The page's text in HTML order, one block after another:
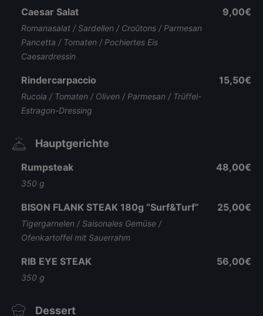
Caesar Salat
Romanasalat / Sardellen / Croûtons / Parmesan
Pancetta / Tomaten / Pochiertes Eis
Caesardressin
9,00€
Rindercarpaccio
Rucola / Tomaten / Oliven / Parmesan / Trüffel-
Estragon-Dressing
15,50€
Hauptgerichte
Rumpsteak
350 g
48,00€
BISON FLANK STEAK 180g “Surf&Turf”
Tigergarnelen / Saisonales Gemüse /
Ofenkartoffel mit Sauerrahm
25,00€
RIB EYE STEAK
350 g
56,00€
Dessert